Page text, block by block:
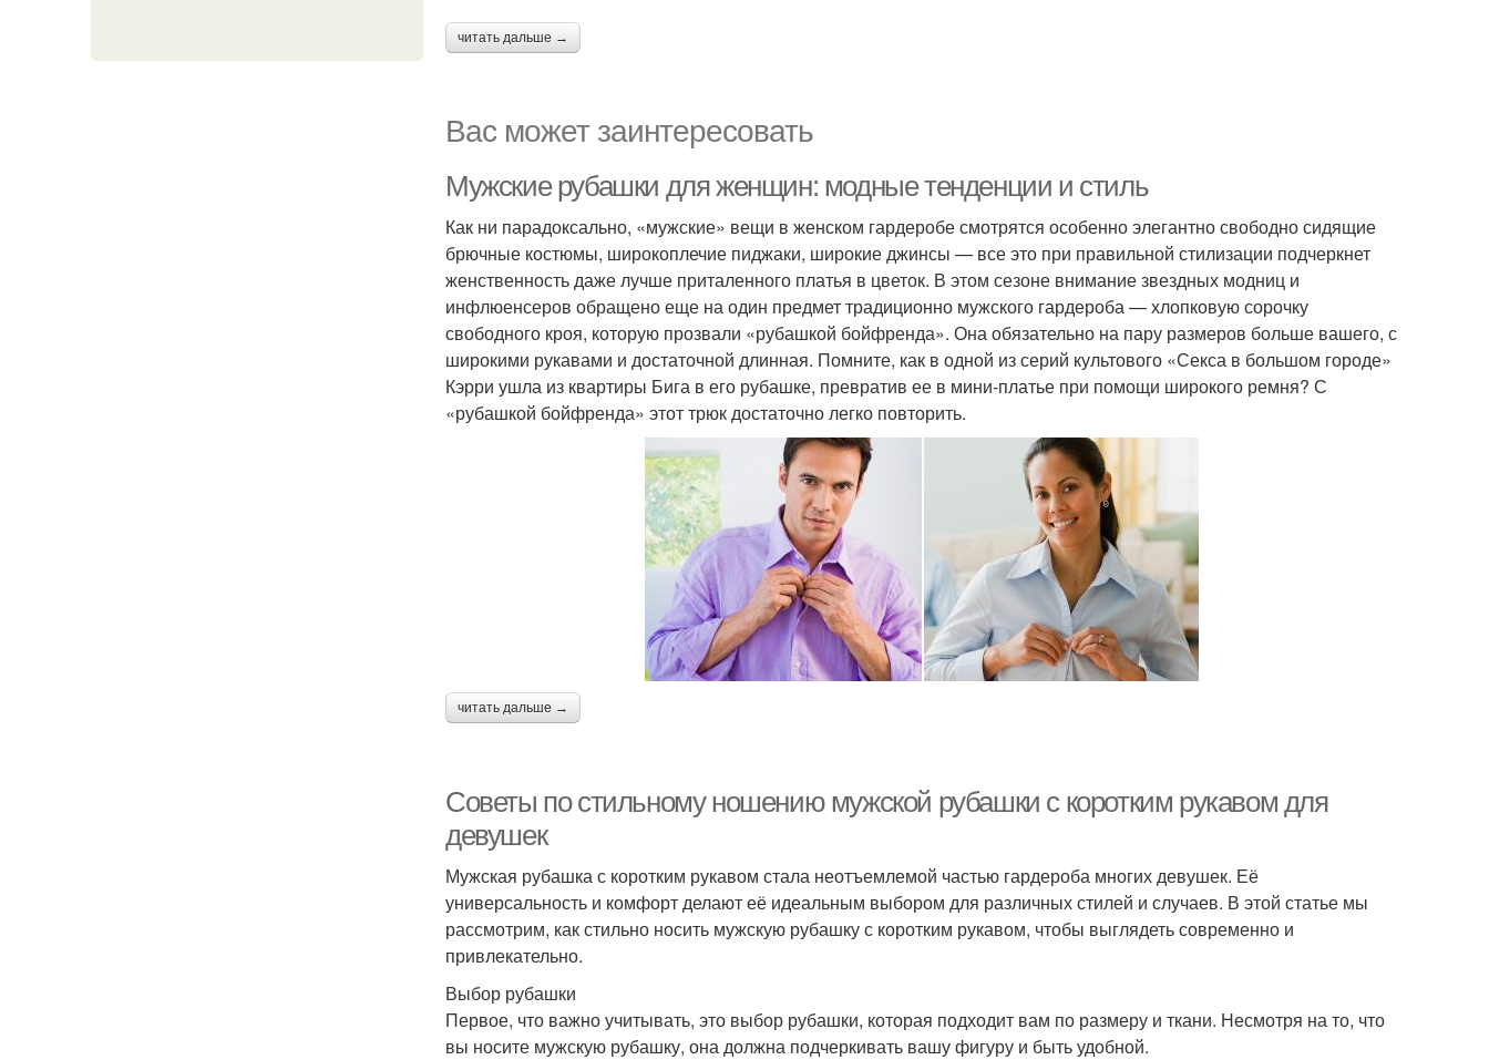
читать дальше →
Вас может заинтересовать
Мужские рубашки для женщин: модные тенденции и стиль
Как ни парадоксально, «мужские» вещи в женском гардеробе смотрятся особенно элегантно свободно сидящие
брючные костюмы, широкоплечие пиджаки, широкие джинсы — все это при правильной стилизации подчеркнет
женственность даже лучше приталенного платья в цветок. В этом сезоне внимание звездных модниц и
инфлюенсеров обращено еще на один предмет традиционно мужского гардероба — хлопковую сорочку
свободного кроя, которую прозвали «рубашкой бойфренда». Она обязательно на пару размеров больше вашего, с
широкими рукавами и достаточной длинная. Помните, как в одной из серий культового «Секса в большом городе»
Кэрри ушла из квартиры Бига в его рубашке, превратив ее в мини-платье при помощи широкого ремня? С
«рубашкой бойфренда» этот трюк достаточно легко повторить.
читать дальше →
Советы по стильному ношению мужской рубашки с коротким рукавом для
девушек
Мужская рубашка с коротким рукавом стала неотъемлемой частью гардероба многих девушек. Её
универсальность и комфорт делают её идеальным выбором для различных стилей и случаев. В этой статье мы
рассмотрим, как стильно носить мужскую рубашку с коротким рукавом, чтобы выглядеть современно и
привлекательно.
Выбор рубашки
Первое, что важно учитывать, это выбор рубашки, которая подходит вам по размеру и ткани. Несмотря на то, что
вы носите мужскую рубашку, она должна подчеркивать вашу фигуру и быть удобной.